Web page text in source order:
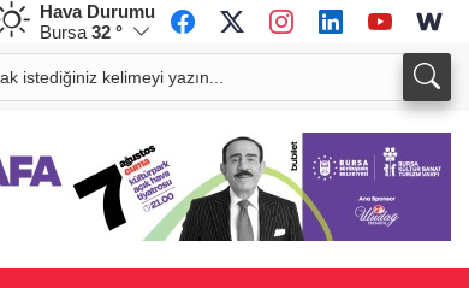
Hava Durumu
Bursa 32 °
%-0,58
33,9529